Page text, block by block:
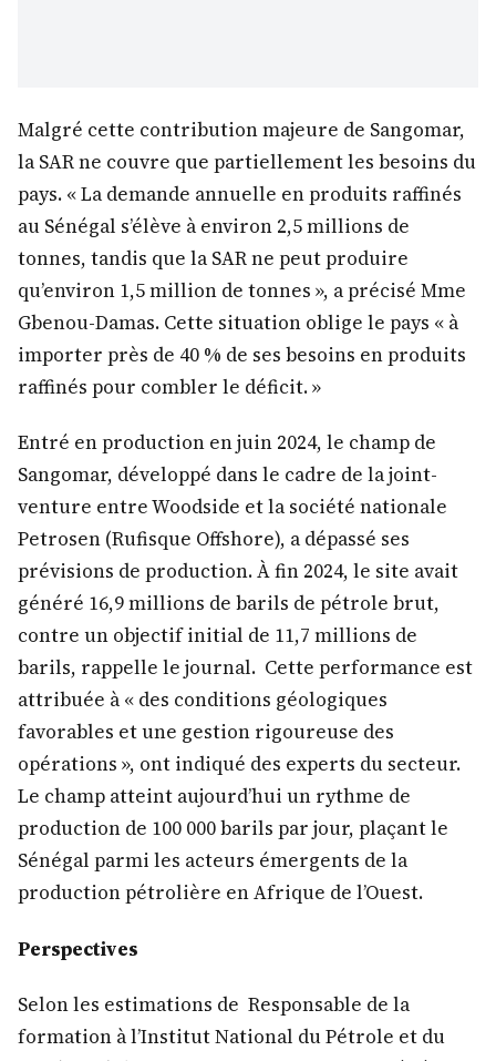
Malgré cette contribution majeure de Sangomar,
la SAR ne couvre que partiellement les besoins du
pays. « La demande annuelle en produits raffinés
au Sénégal s’élève à environ 2,5 millions de
tonnes, tandis que la SAR ne peut produire
qu’environ 1,5 million de tonnes », a précisé Mme
Gbenou-Damas. Cette situation oblige le pays « à
importer près de 40 % de ses besoins en produits
raffinés pour combler le déficit. »
Entré en production en juin 2024, le champ de
Sangomar, développé dans le cadre de la joint-
venture entre Woodside et la société nationale
Petrosen (Rufisque Offshore), a dépassé ses
prévisions de production. À fin 2024, le site avait
généré 16,9 millions de barils de pétrole brut,
contre un objectif initial de 11,7 millions de
barils, rappelle le journal. Cette performance est
attribuée à « des conditions géologiques
favorables et une gestion rigoureuse des
opérations », ont indiqué des experts du secteur.
Le champ atteint aujourd’hui un rythme de
production de 100 000 barils par jour, plaçant le
Sénégal parmi les acteurs émergents de la
production pétrolière en Afrique de l’Ouest.
Perspectives
Selon les estimations de Responsable de la
formation à l’Institut National du Pétrole et du